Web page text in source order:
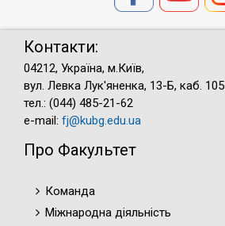
Контакти:
04212, Україна, м.Київ,
вул. Левка Лук'яненка, 13-Б, каб. 105
тел.: (044) 485-21-62
e-mail: fj@kubg.edu.ua
Про Факультет
Команда
Міжнародна діяльність